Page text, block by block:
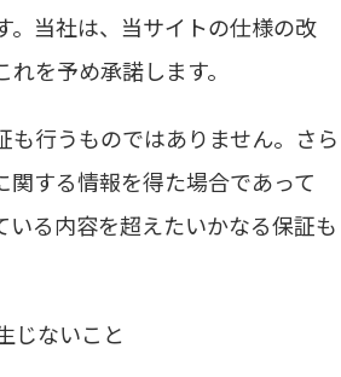
。当社は、当サイトの仕様の改
を予め承諾します。
行うものではありません。さら
する情報を得た場合であって
る内容を超えたいかなる保証も
じないこと